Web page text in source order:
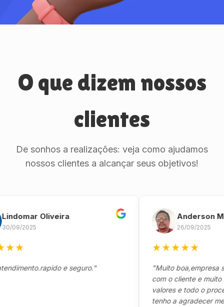
O que dizem nossos
clientes
De sonhos a realizações: veja como ajudamos
nossos clientes a alcançar seus objetivos!
Oliveira
2025
e seguro."
Anderson
26/09/2025
★★★
"Muito boa,empresa séria
com o cliente e muito
valores e todo o processo
tenho a agradecer